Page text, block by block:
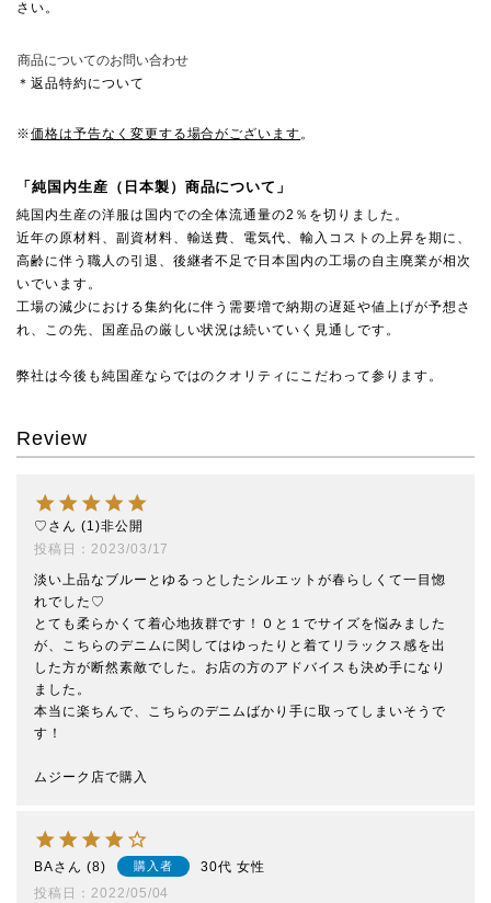
さい。
商品についてのお問い合わせ
＊返品特約について
※価格は予告なく変更する場合がございます。
「純国内生産（日本製）商品について」
純国内生産の洋服は国内での全体流通量の2％を切りました。
近年の原材料、副資材料、輸送費、電気代、輸入コストの上昇を期に、
高齢に伴う職人の引退、後継者不足で日本国内の工場の自主廃業が相次
いでいます。
工場の減少における集約化に伴う需要増で納期の遅延や値上げが予想さ
れ、この先、国産品の厳しい状況は続いていく見通しです。
弊社は今後も純国産ならではのクオリティにこだわって参ります。
Review
♡ 1 非公開
投稿日
2023/03/17
淡い上品なブルーとゆるっとしたシルエットが春らしくて一目惚
れでした♡
とても柔らかくて着心地抜群です！０と１でサイズを悩みました
が、こちらのデニムに関してはゆったりと着てリラックス感を出
した方が断然素敵でした。お店の方のアドバイスも決め手になり
ました。
本当に楽ちんで、こちらのデニムばかり手に取ってしまいそうで
す！
ムジーク店で購入
BA 8 購入者 30代 女性
投稿日
2022/05/04